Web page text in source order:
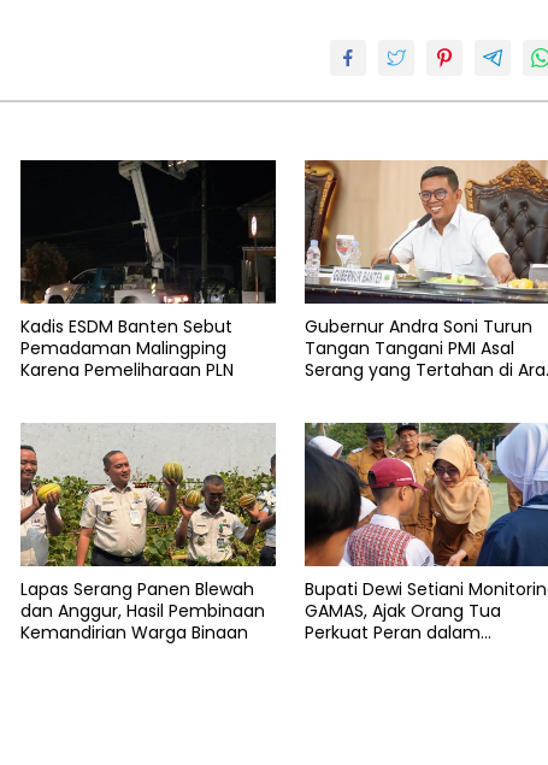
Kadis ESDM Banten Sebut
Pemadaman Malingping
Karena Pemeliharaan PLN
Gubernur Andra Soni Turun
Tangan Tangani PMI Asal
Serang yang Tertahan di
Lapas Serang Panen Blewah
dan Anggur, Hasil Pembinaan
Kemandirian Warga Binaan
Bupati Dewi Setiani
GAMAS, Ajak Orang Tua
Perkuat Peran dalam